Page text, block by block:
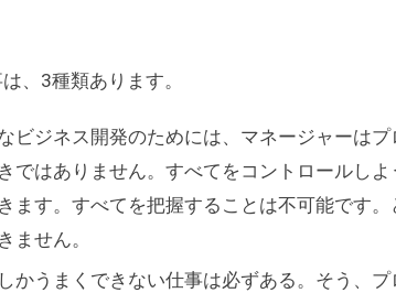
、3種類あります。
ビジネス開発のためには、マネージャーは
ではありません。すべてをコントロールし
ます。すべてを把握することは不可能です
ません。
かうまくできない仕事は必ずある。そう、